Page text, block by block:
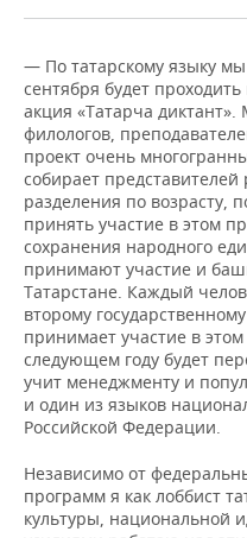
— По татарскому языку
сентября будет
акция «Татарча
филологов,
проект очень
собирает
разделения по
принять участие в этом
сохранения народного
принимают участие и
Татарстане. Каждый
второму
принимает участие в
следующем году будет
учит менеджменту и
и один из языков
Российской Федерации.
Независимо от
программ я как лоббист
культуры, национальной